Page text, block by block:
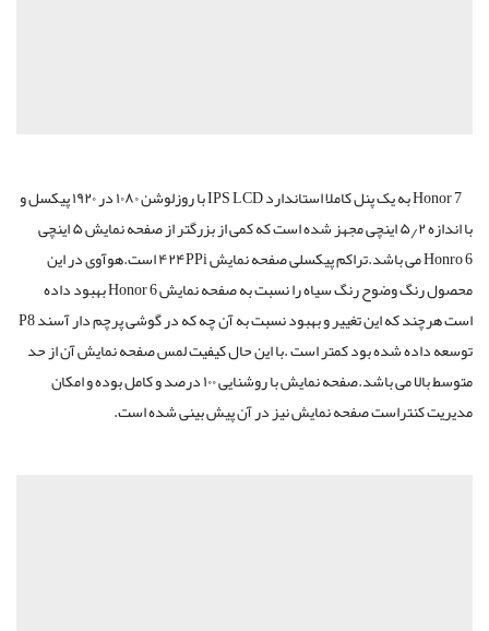
Honor 7 به یک پنل کاملا استاندارد IPS LCD با روزلوشن ۱۰۸۰ در ۱۹۲۰ پیکسل و
با اندازه ۵٫۲ اینچی مجهز شده است که کمی از بزرگتر از صفحه نمایش ۵ اینچی
Honro 6 می باشد.تراکم پیکسلی صفحه نمایش ۴۲۴PPi است.هوآوی در این
محصول رنگ وضوح رنگ سیاه را نسبت به صفحه نمایش Honor 6 بهبود داده
است هرچند که این تغییر و بهبود نسبت به آن چه که در گوشی پرچم دار آسند P8
توسعه داده شده بود کمتر است .با این حال کیفیت لمس صفحه نمایش آن از حد
متوسط بالا می باشد.صفحه نمایش با روشنایی ۱۰۰ درصد و کامل بوده و امکان
مدیریت کنتراست صفحه نمایش نیز در آن پیش بینی شده است.